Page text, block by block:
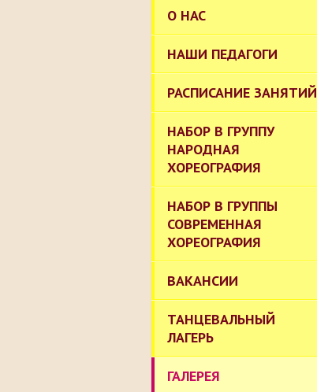
О НАС
НАШИ ПЕДАГОГИ
РАСПИСАНИЕ ЗАНЯТИЙ
НАБОР В ГРУППУ
НАРОДНАЯ
ХОРЕОГРАФИЯ
НАБОР В ГРУППЫ
СОВРЕМЕННАЯ
ХОРЕОГРАФИЯ
ВАКАНСИИ
ТАНЦЕВАЛЬНЫЙ
ЛАГЕРЬ
ГАЛЕРЕЯ